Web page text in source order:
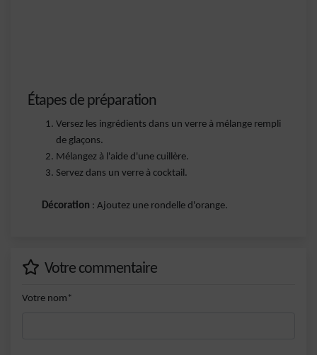
Étapes de préparation
Versez les ingrédients dans un verre à mélange rempli
de glaçons.
Mélangez à l'aide d'une cuillère.
Servez dans un verre à cocktail.
Décoration : Ajoutez une rondelle d'orange.
Votre commentaire
Votre nom*